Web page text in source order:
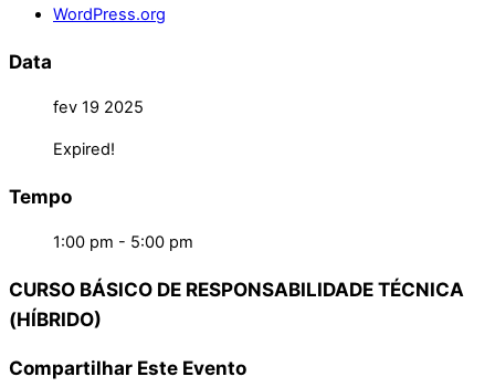
WordPress.org
Data
fev 19 2025
Expired!
Tempo
1:00 pm - 5:00 pm
CURSO BÁSICO DE RESPONSABILIDADE TÉCNICA
(HÍBRIDO)
Compartilhar Este Evento